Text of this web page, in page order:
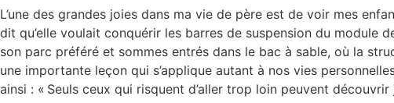
L’une des grandes joies dans ma vie de père est de voir mes
dit qu’elle voulait conquérir les barres de suspension du module
son parc préféré et sommes entrés dans le bac à sable, où la
une importante leçon qui s’applique autant à nos vies
ainsi : « Seuls ceux qui risquent d’aller trop loin peuvent découvrir